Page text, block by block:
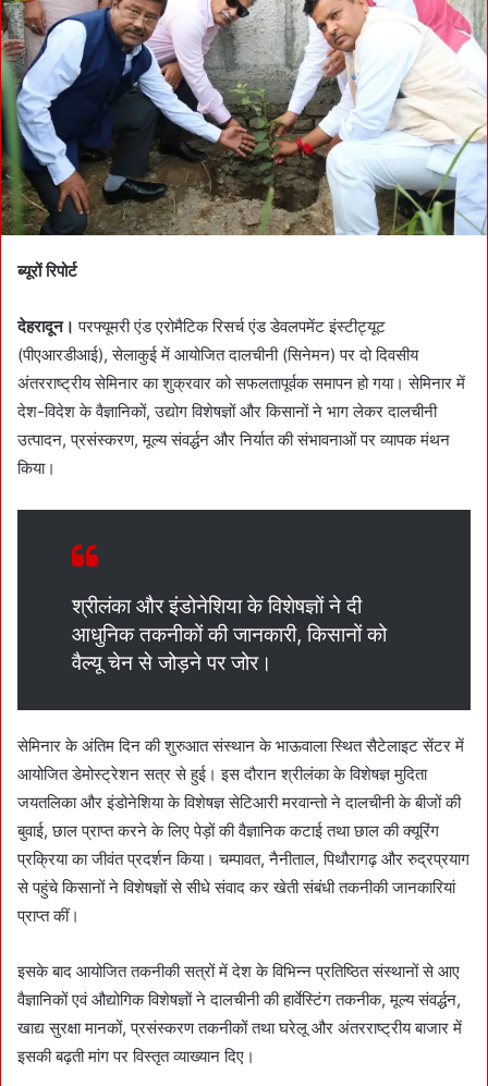
e
m
a
i
l
ब्यूरों रिपोर्ट
देहरादून। परफ्यूमरी एंड एरोमैटिक रिसर्च एंड डेवलपमेंट इंस्टीट्यूट
(पीएआरडीआई), सेलाकुई में आयोजित दालचीनी (सिनेमन) पर दो दिवसीय
अंतरराष्ट्रीय सेमिनार का शुक्रवार को सफलतापूर्वक समापन हो गया। सेमिनार में
देश-विदेश के वैज्ञानिकों, उद्योग विशेषज्ञों और किसानों ने भाग लेकर दालचीनी
उत्पादन, प्रसंस्करण, मूल्य संवर्द्धन और निर्यात की संभावनाओं पर व्यापक मंथन
किया।
श्रीलंका और इंडोनेशिया के विशेषज्ञों ने दी
आधुनिक तकनीकों की जानकारी, किसानों को
वैल्यू चेन से जोड़ने पर जोर।
सेमिनार के अंतिम दिन की शुरुआत संस्थान के भाऊवाला स्थित सैटेलाइट सेंटर में
आयोजित डेमोस्ट्रेशन सत्र से हुई। इस दौरान श्रीलंका के विशेषज्ञ मुदिता
जयतलिका और इंडोनेशिया के विशेषज्ञ सेटिआरी मरवान्तो ने दालचीनी के बीजों की
बुवाई, छाल प्राप्त करने के लिए पेड़ों की वैज्ञानिक कटाई तथा छाल की क्यूरिंग
प्रक्रिया का जीवंत प्रदर्शन किया। चम्पावत, नैनीताल, पिथौरागढ़ और रुद्रप्रयाग
से पहुंचे किसानों ने विशेषज्ञों से सीधे संवाद कर खेती संबंधी तकनीकी जानकारियां
प्राप्त कीं।
इसके बाद आयोजित तकनीकी सत्रों में देश के विभिन्न प्रतिष्ठित संस्थानों से आए
वैज्ञानिकों एवं औद्योगिक विशेषज्ञों ने दालचीनी की हार्वेस्टिंग तकनीक, मूल्य संवर्द्धन,
खाद्य सुरक्षा मानकों, प्रसंस्करण तकनीकों तथा घरेलू और अंतरराष्ट्रीय बाजार में
इसकी बढ़ती मांग पर विस्तृत व्याख्यान दिए।